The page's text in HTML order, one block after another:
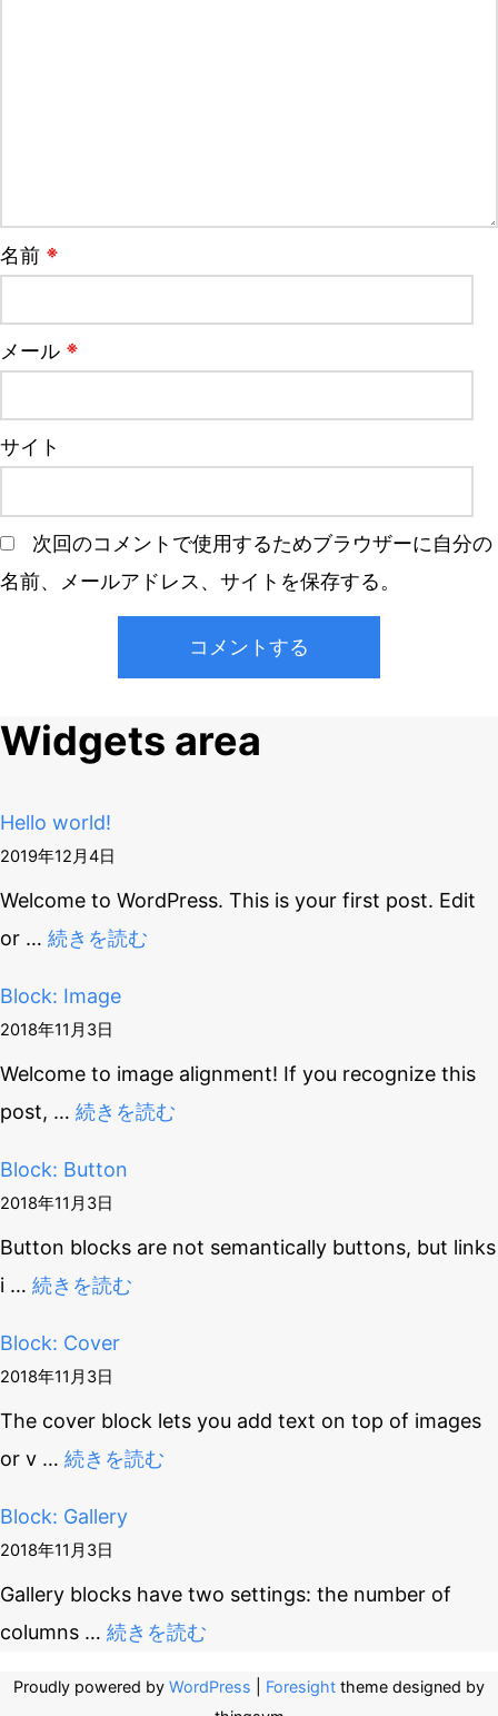
名前 ※
メール ※
サイト
次回のコメントで使用するためブラウザーに自分の
名前、メールアドレス、サイトを保存する。
Widgets area
Hello world!
2019年12月4日
Welcome to WordPress. This is your first post. Edit
or … 続きを読む
Block: Image
2018年11月3日
Welcome to image alignment! If you recognize this
post, … 続きを読む
Block: Button
2018年11月3日
Button blocks are not semantically buttons, but links
i … 続きを読む
Block: Cover
2018年11月3日
The cover block lets you add text on top of images
or v … 続きを読む
Block: Gallery
2018年11月3日
Gallery blocks have two settings: the number of
columns … 続きを読む
Proudly powered by WordPress Foresight theme designed by